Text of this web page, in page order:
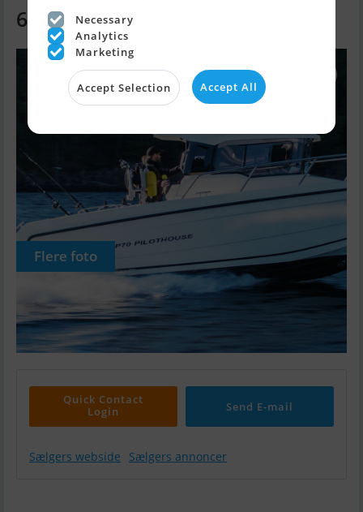
679.900 DKK
Flere foto
Quick Contact
Login
Send E-mail
Sælgers webside Sælgers annoncer
Necessary
Analytics
Marketing
Accept Selection Accept All